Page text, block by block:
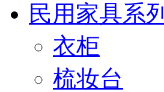
民用家具系列
衣柜
梳妆台